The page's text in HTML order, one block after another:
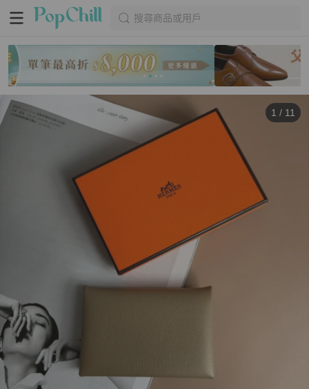
搜尋商品或用戶
1 / 11